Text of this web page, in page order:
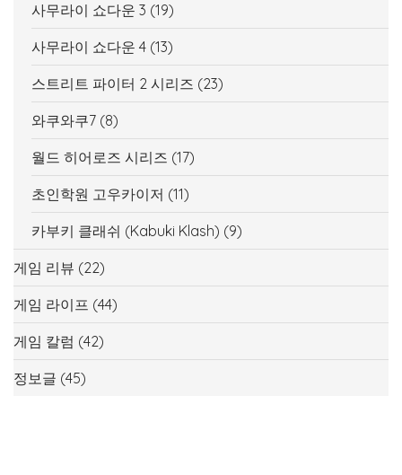
사무라이 쇼다운 3 (19)
사무라이 쇼다운 4 (13)
스트리트 파이터 2 시리즈 (23)
와쿠와쿠7 (8)
월드 히어로즈 시리즈 (17)
초인학원 고우카이저 (11)
카부키 클래쉬 (Kabuki Klash) (9)
게임 리뷰 (22)
게임 라이프 (44)
게임 칼럼 (42)
정보글 (45)